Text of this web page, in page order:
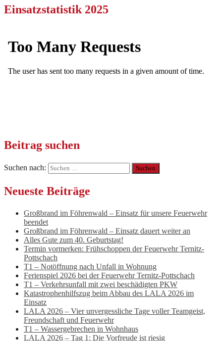
Einsatzstatistik 2025
Beitrag suchen
Suchen nach:
Neueste Beiträge
Großbrand im Föhrenwald – Einsatz für unsere Feuerwehr
beendet
Großbrand im Föhrenwald – Einsatz dauert weiter an
Alles Gute zum 40. Geburtstag!
Termin vormerken: Frühschoppen der Feuerwehr Ternitz-
Pottschach
T1 – Notöffnung nach Unfall in Wohnung
Ferienspiel 2026 bei der Feuerwehr Ternitz-Pottschach
T1 – Verkehrsunfall mit zwei beschädigten PKW
Katastrophenhilfszug beim Abbau des LALA 2026 im
Einsatz
LALA 2026 – Vier unvergessliche Tage voller Teamgeist,
Freundschaft und Feuerwehr
T1 – Wassergebrechen in Wohnhaus
LALA 2026 – Tag 1: Die Vorfreude ist riesig